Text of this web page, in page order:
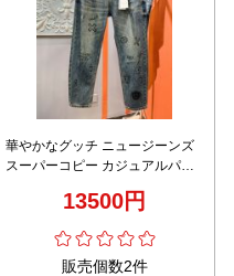
華やかなグッチ ニュージーンズ
スーパーコピー カジュアルパン
13500円
販売個数2件